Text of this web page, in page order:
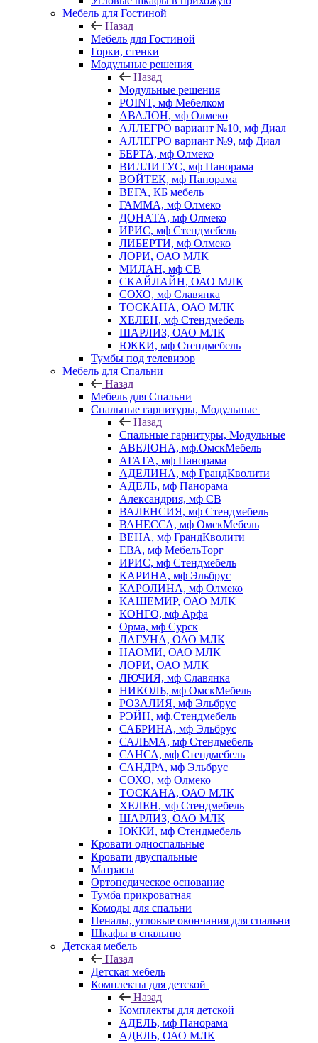
Мебель для Гостиной
Назад
Мебель для Гостиной
Горки, стенки
Модульные решения
Назад
Модульные решения
POINT, мф Мебелком
АВАЛОН, мф Олмеко
АЛЛЕГРО вариант №10, мф Диал
АЛЛЕГРО вариант №9, мф Диал
БЕРТА, мф Олмеко
ВИЛЛИТУС, мф Панорама
ВОЙТЕК, мф Панорама
ВЕГА, КБ мебель
ГАММА, мф Олмеко
ДОНАТА, мф Олмеко
ИРИС, мф Стендмебель
ЛИБЕРТИ, мф Олмеко
ЛОРИ, ОАО МЛК
МИЛАН, мф СВ
СКАЙЛАЙН, ОАО МЛК
СОХО, мф Славянка
ТОСКАНА, ОАО МЛК
ХЕЛЕН, мф Стендмебель
ШАРЛИЗ, ОАО МЛК
ЮККИ, мф Стендмебель
Тумбы под телевизор
Мебель для Спальни
Назад
Мебель для Спальни
Спальные гарнитуры, Модульные
Назад
Спальные гарнитуры, Модульные
АВЕЛОНА, мф.ОмскМебель
АГАТА, мф Панорама
АДЕЛИНА, мф ГрандКволити
АДЕЛЬ, мф Панорама
Александрия, мф СВ
ВАЛЕНСИЯ, мф Стендмебель
ВАНЕССА, мф ОмскМебель
ВЕНА, мф ГрандКволити
ЕВА, мф МебельТорг
ИРИС, мф Стендмебель
КАРИНА, мф Эльбрус
КАРОЛИНА, мф Олмеко
КАШЕМИР, ОАО МЛК
КОНГО, мф Арфа
Орма, мф Сурск
ЛАГУНА, ОАО МЛК
НАОМИ, ОАО МЛК
ЛОРИ, ОАО МЛК
ЛЮЧИЯ, мф Славянка
НИКОЛЬ, мф ОмскМебель
РОЗАЛИЯ, мф Эльбрус
РЭЙН, мф.Стендмебель
САБРИНА, мф Эльбрус
САЛЬМА, мф Стендмебель
САНСА, мф Стендмебель
САНДРА, мф Эльбрус
СОХО, мф Олмеко
ТОСКАНА, ОАО МЛК
ХЕЛЕН, мф Стендмебель
ШАРЛИЗ, ОАО МЛК
ЮККИ, мф Стендмебель
Кровати односпальные
Кровати двуспальные
Матрасы
Ортопедическое основание
Тумба прикроватная
Комоды для спальни
Пеналы, угловые окончания для спальни
Шкафы в спальню
Детская мебель
Назад
Детская мебель
Комплекты для детской
Назад
Комплекты для детской
АДЕЛЬ, мф Панорама
АДЕЛЬ, ОАО МЛК